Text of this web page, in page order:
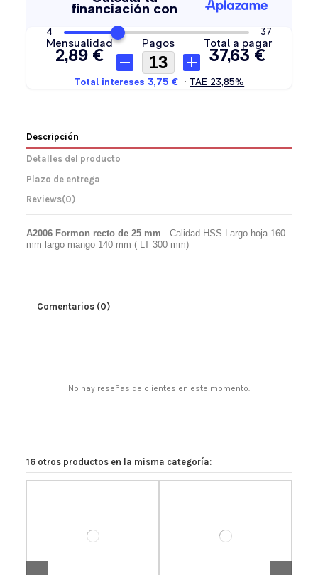
Descripción
Detalles del producto
Plazo de entrega
Reviews(0)
A2006 Formon recto de 25 mm
Calidad HSS Largo hoja 160
mm largo mango 140 mm ( LT 300 mm)
Comentarios (0)
No hay reseñas de clientes en este momento.
16 otros productos en la misma categoría: